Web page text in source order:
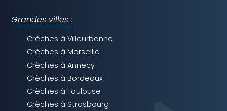
Grandes villes :
Crèches à Villeurbanne
Crèches à Marseille
Crèches à Annecy
Crèches à Bordeaux
Crèches à Toulouse
Crèches à Strasbourg